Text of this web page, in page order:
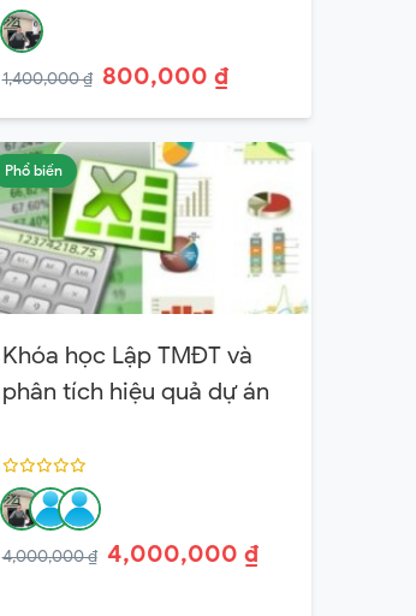
1,400,000 ₫ 800,000 ₫
Phổ biến
Khóa học Lập TMĐT và
phân tích hiệu quả dự án
4,000,000 ₫ 4,000,000 ₫